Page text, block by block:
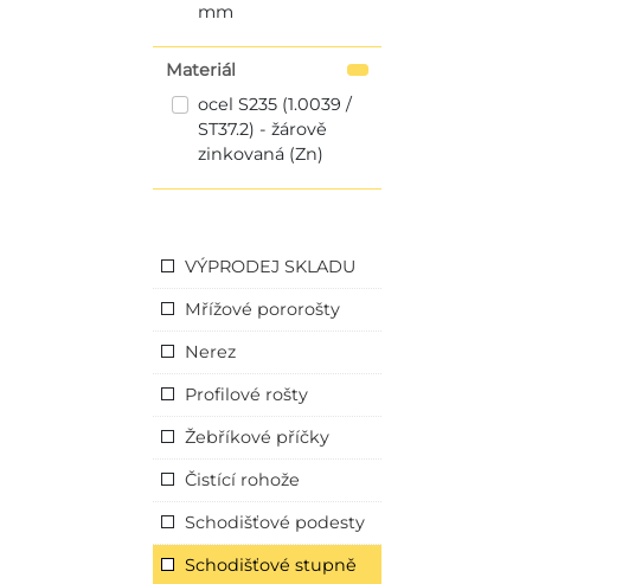
mm
Materiál
ocel S235 (1.0039 /
ST37.2) - žárově
zinkovaná (Zn)
VÝPRODEJ SKLADU
Mřížové pororošty
Nerez
Profilové rošty
Žebříkové příčky
Čistící rohože
Schodišťové podesty
Schodišťové stupně